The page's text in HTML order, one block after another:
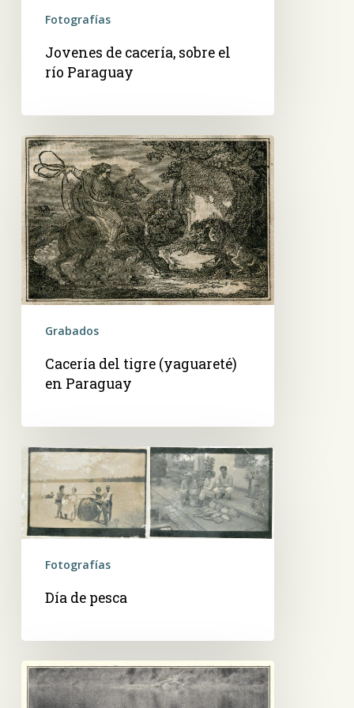
Fotografías
Jovenes de cacería, sobre el
río Paraguay
Cacería
del
tigre
(yaguareté)
en
Paraguay
Grabados
Cacería del tigre (yaguareté)
en Paraguay
Día
de
pesca
Fotografías
Día de pesca
(S.T.)
Toba